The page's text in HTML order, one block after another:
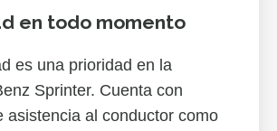
en todo momento
es una prioridad en la
Sprinter. Cuenta con
asistencia al conductor como